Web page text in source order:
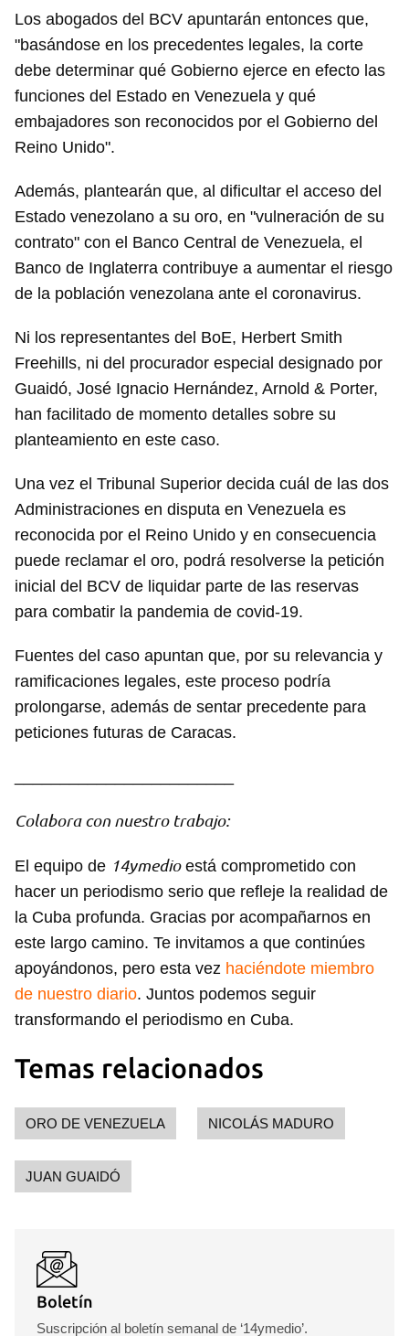
Guardar como favorito
Para poder guardar como favorito, primero has de
iniciar sesión con tu cuenta de 14ymedio.
INICIAR SESIÓN CANCELAR
Los abogados del BCV apuntarán entonces que,
"basándose en los precedentes legales, la corte
debe determinar qué Gobierno ejerce en efecto las
funciones del Estado en Venezuela y qué
embajadores son reconocidos por el Gobierno del
Reino Unido".
Además, plantearán que, al dificultar el acceso del
Estado venezolano a su oro, en "vulneración de su
contrato" con el Banco Central de Venezuela, el
Banco de Inglaterra contribuye a aumentar el riesgo
de la población venezolana ante el coronavirus.
Ni los representantes del BoE, Herbert Smith
Freehills, ni del procurador especial designado por
Guaidó, José Ignacio Hernández, Arnold & Porter,
han facilitado de momento detalles sobre su
planteamiento en este caso.
Una vez el Tribunal Superior decida cuál de las dos
Administraciones en disputa en Venezuela es
reconocida por el Reino Unido y en consecuencia
puede reclamar el oro, podrá resolverse la petición
inicial del BCV de liquidar parte de las reservas
para combatir la pandemia de covid-19.
Fuentes del caso apuntan que, por su relevancia y
ramificaciones legales, este proceso podría
prolongarse, además de sentar precedente para
peticiones futuras de Caracas.
Colabora con nuestro trabajo:
El equipo de 14ymedioestá comprometido con
hacer un periodismo serio que refleje la realidad de
la Cuba profunda. Gracias por acompañarnos en
este largo camino. Te invitamos a que continúes
apoyándonos, pero esta vez haciéndote miembro
de nuestro diario. Juntos podemos seguir
transformando el periodismo en Cuba.
Temas relacionados
ORO DE VENEZUELA NICOLÁS MADURO
JUAN GUAIDÓ
Boletín
Suscripción al boletín semanal de ‘14ymedio’.